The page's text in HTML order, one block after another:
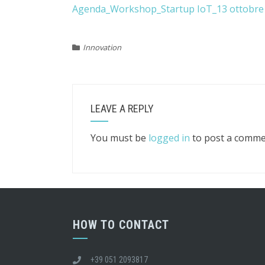
Agenda_Workshop_Startup IoT_13
Innovation
LEAVE A REPLY
You must be logged in to post a
HOW TO CONTACT
+39 051 2093817